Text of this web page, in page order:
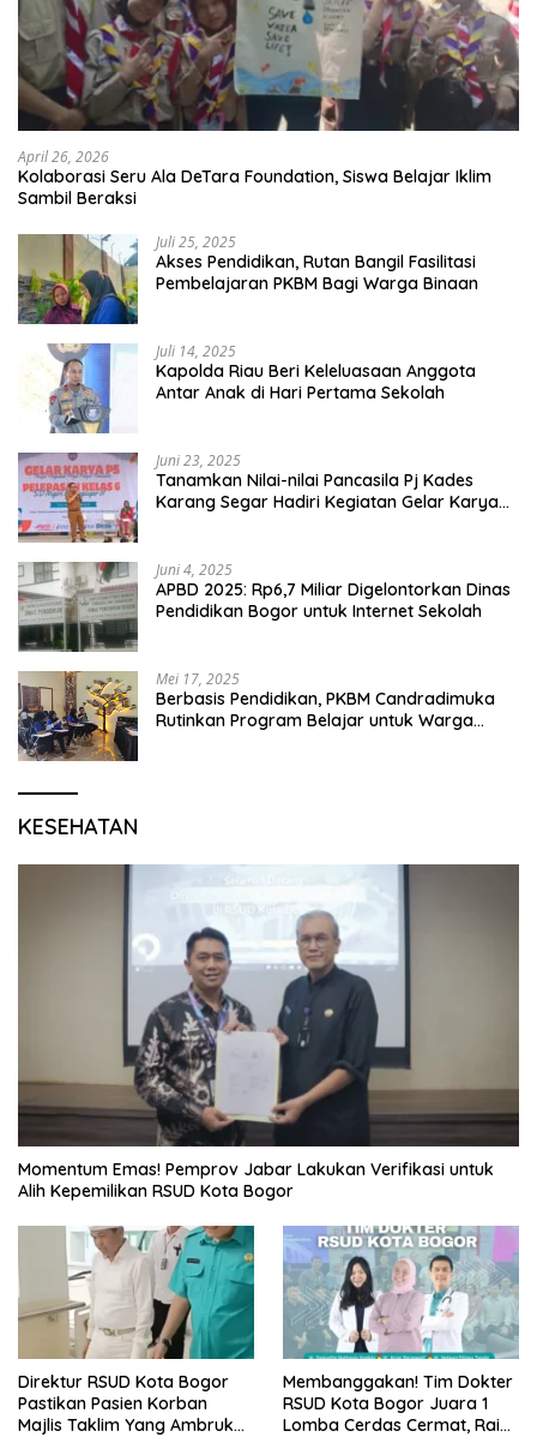
April 26, 2026
Kolaborasi Seru Ala DeTara Foundation, Siswa Belajar Iklim
Sambil Beraksi
Juli 25, 2025
Akses Pendidikan, Rutan Bangil Fasilitasi
Pembelajaran PKBM Bagi Warga Binaan
Juli 14, 2025
Kapolda Riau Beri Keleluasaan Anggota
Antar Anak di Hari Pertama Sekolah
Juni 23, 2025
Tanamkan Nilai-nilai Pancasila Pj Kades
Karang Segar Hadiri Kegiatan Gelar Karya
Juni 4, 2025
APBD 2025: Rp6,7 Miliar Digelontorkan Dinas
Pendidikan Bogor untuk Internet Sekolah
Mei 17, 2025
Berbasis Pendidikan, PKBM Candradimuka
Rutinkan Program Belajar untuk Warga
KESEHATAN
Momentum Emas! Pemprov Jabar Lakukan Verifikasi untuk
Alih Kepemilikan RSUD Kota Bogor
Direktur RSUD Kota Bogor
Pastikan Pasien Korban
Majlis Taklim Yang Ambruk
Membanggakan! Tim Dokter
RSUD Kota Bogor Juara 1
Lomba Cerdas Cermat, Raih